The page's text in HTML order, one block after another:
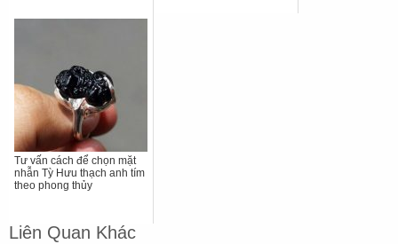
Tư vấn cách để chọn mặt
nhẫn Tỳ Hưu thạch anh tím
theo phong thủy
Liên Quan Khác